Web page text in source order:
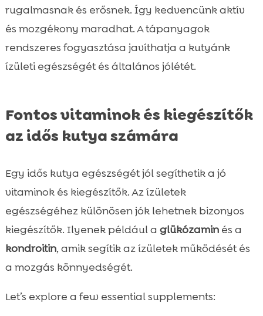
rugalmasnak és erősnek. Így kedvencünk aktív
és mozgékony maradhat. A tápanyagok
rendszeres fogyasztása javíthatja a kutyánk
ízületi egészségét és általános jólétét.
Fontos vitaminok és kiegészítők
az idős kutya számára
Egy idős kutya egészségét jól segíthetik a jó
vitaminok és kiegészítők. Az ízületek
egészségéhez különösen jók lehetnek bizonyos
kiegészítők. Ilyenek például a glükózaminés a
kondroitin, amik segítik az ízületek működését és
a mozgás könnyedségét.
Let’s explore a few essential supplements: